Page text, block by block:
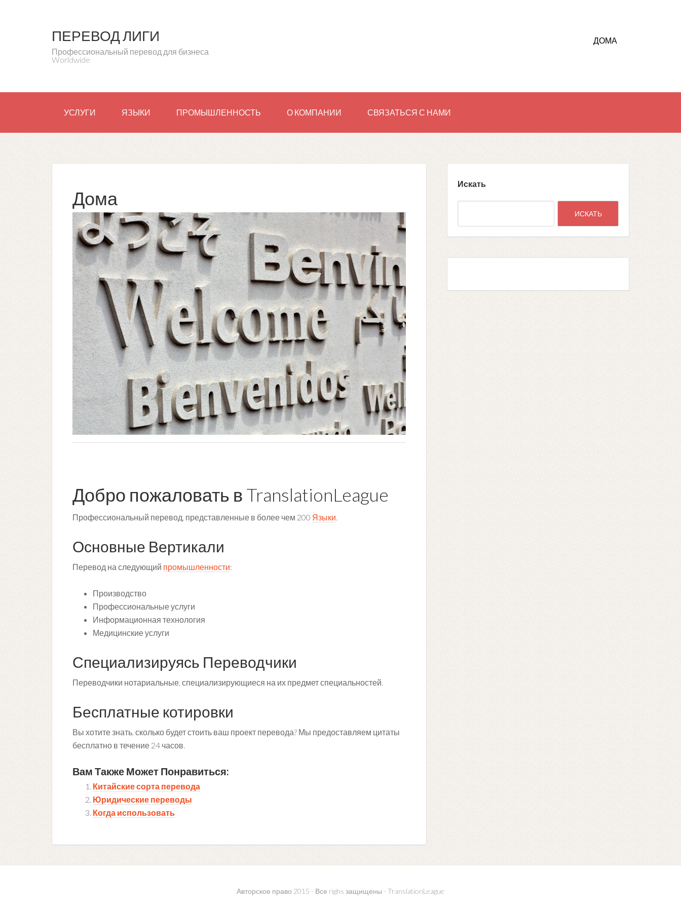
ПЕРЕВОД ЛИГИ
Профессиональный перевод для бизнеса
Worldwide
ДОМА
УСЛУГИ ЯЗЫКИ ПРОМЫШЛЕННОСТЬ О КОМПАНИИ СВЯЗАТЬСЯ С НАМИ
Дома
Добро пожаловать в TranslationLeague
Профессиональный перевод, представленные в более чем 200 Языки
Основные Вертикали
Перевод на следующий промышленности:
Производство
Профессиональные услуги
Информационная технология
Медицинские услуги
Специализируясь Переводчики
Переводчики нотариальные, специализирующиеся на их предмет специальностей.
Бесплатные котировки
Вы хотите знать, сколько будет стоить ваш проект перевода? Мы предоставляем цитаты
бесплатно в течение 24 часов.
Вам Также Может Понравиться:
Китайские сорта перевода
Юридические переводы
Когда использовать
Искать
Авторское право 2015 - Все righs защищены - TranslationLeague